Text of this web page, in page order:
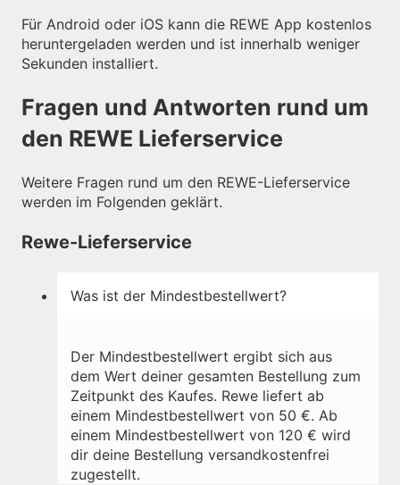
Für Android oder iOS kann die REWE App kostenlos
heruntergeladen werden und ist innerhalb weniger
Sekunden installiert.
Fragen und Antworten rund um
den REWE Lieferservice
Weitere Fragen rund um den REWE-Lieferservice
werden im Folgenden geklärt.
Rewe-Lieferservice
Was ist der Mindestbestellwert?
Der Mindestbestellwert ergibt sich aus
dem Wert deiner gesamten Bestellung zum
Zeitpunkt des Kaufes. Rewe liefert ab
einem Mindestbestellwert von 50 €. Ab
einem Mindestbestellwert von 120 € wird
dir deine Bestellung versandkostenfrei
zugestellt.